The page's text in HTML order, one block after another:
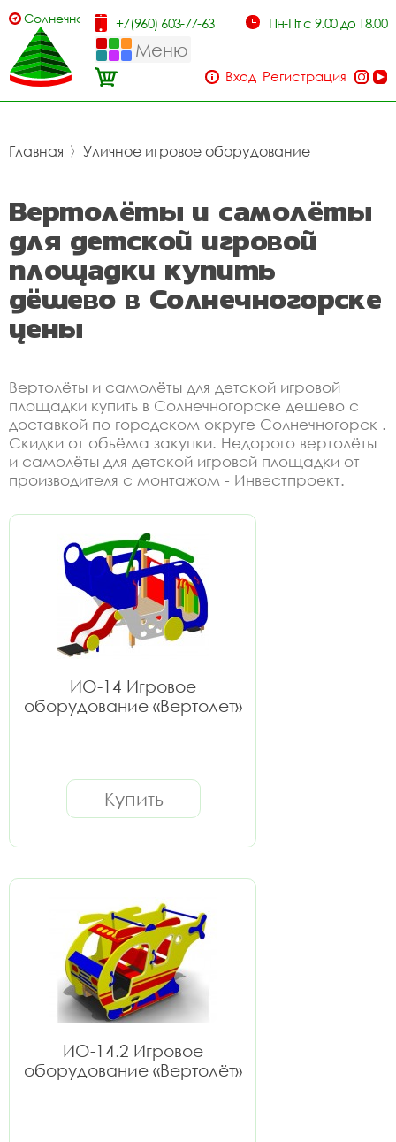
Солнечногорск +7(960) 603-77-63 Пн-Пт с 9.00 до 18.00
Меню
Вход Регистрация
Главная 〉 Уличное игровое оборудование
Вертолёты и самолёты
для детской игровой
площадки купить
дёшево в Солнечногорске
цены
Вертолёты и самолёты для детской игровой
площадки купить в Солнечногорске дешево с
доставкой по городском округе Солнечногорск .
Скидки от объёма закупки. Недорого вертолёты
и самолёты для детской игровой площадки от
производителя с монтажом - Инвестпроект.
ИО-14 Игровое
оборудование «Вертолет»
Купить
ИО-14.2 Игровое
оборудование «Вертолёт»